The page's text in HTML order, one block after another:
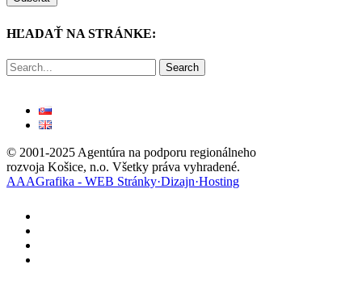
HĽADAŤ NA STRÁNKE:
Search
© 2001-2025 Agentúra na podporu regionálneho
rozvoja Košice, n.o. Všetky práva vyhradené.
AAAGrafika - WEB Stránky·Dizajn·Hosting